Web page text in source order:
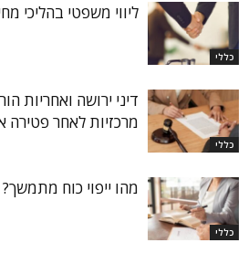
כללי
ליווי משפטי בהליכי
כללי
דיני ירושה ואחריות
מרכזיות לאחר פטירה
כללי
מהו ייפוי כוח מתמשך?